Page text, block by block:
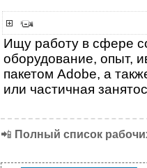
Ищу работу в сфере
оборудование, опыт,
пакетом Adobe, а
или частичная
📲 Полный список